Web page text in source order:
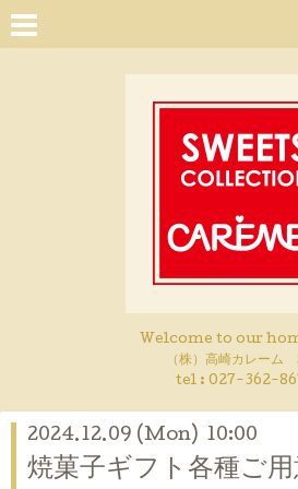
Welcome to our
（株）高崎カレーム
tel : 027-362-
2024.12.09 (Mon) 10:00
焼菓子ギフト各種ご